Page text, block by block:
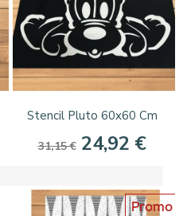
Stencil Pluto 60x60 Cm
31,15 € 24,92 €
Promo